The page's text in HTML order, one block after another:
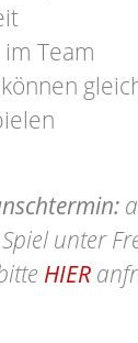
Team
unter
HIER